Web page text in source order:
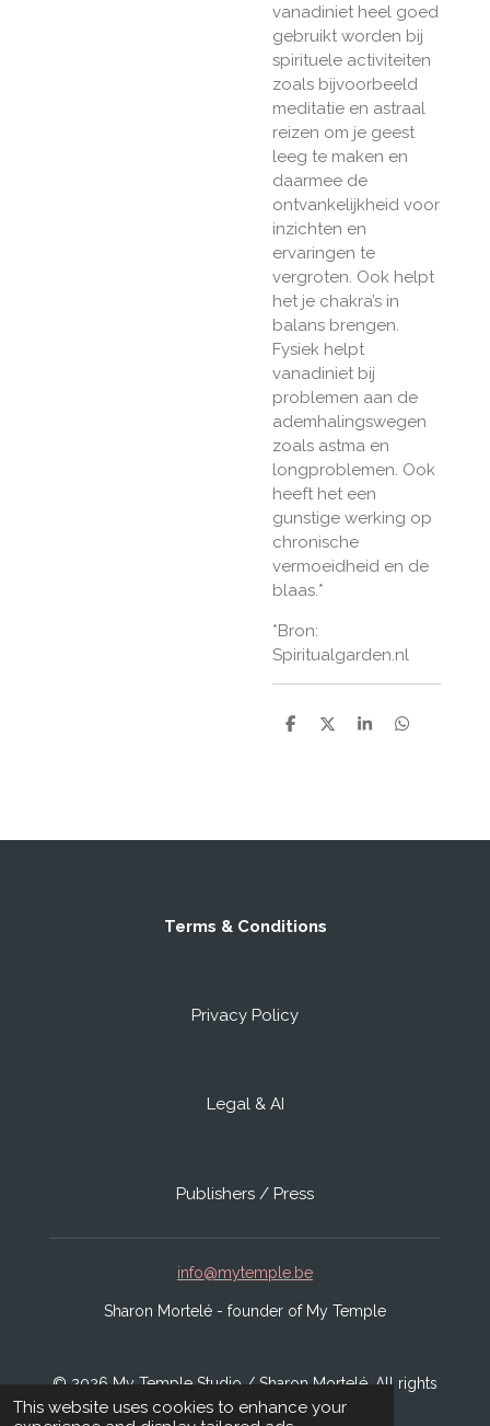
This website uses cookies to enhance your
vanadiniet heel goed
gebruikt worden bij
spirituele activiteiten
zoals bijvoorbeeld
meditatie en astraal
reizen om je geest
leeg te maken en
daarmee de
ontvankelijkheid voor
inzichten en
ervaringen te
vergroten. Ook helpt
het je chakra’s in
balans brengen.
Fysiek helpt
vanadiniet bij
problemen aan de
ademhalingswegen
zoals astma en
longproblemen. Ook
heeft het een
gunstige werking op
chronische
vermoeidheid en de
blaas.*
*Bron:
Spiritualgarden.nl
S
S
S
S
Terms & Conditions
Privacy Policy
Legal & AI
Publishers / Press
info@mytemple.be
Sharon Mortelé - founder of My Temple
© 2026 My Temple Studio / Sharon Mortelé. All rights
reserved.